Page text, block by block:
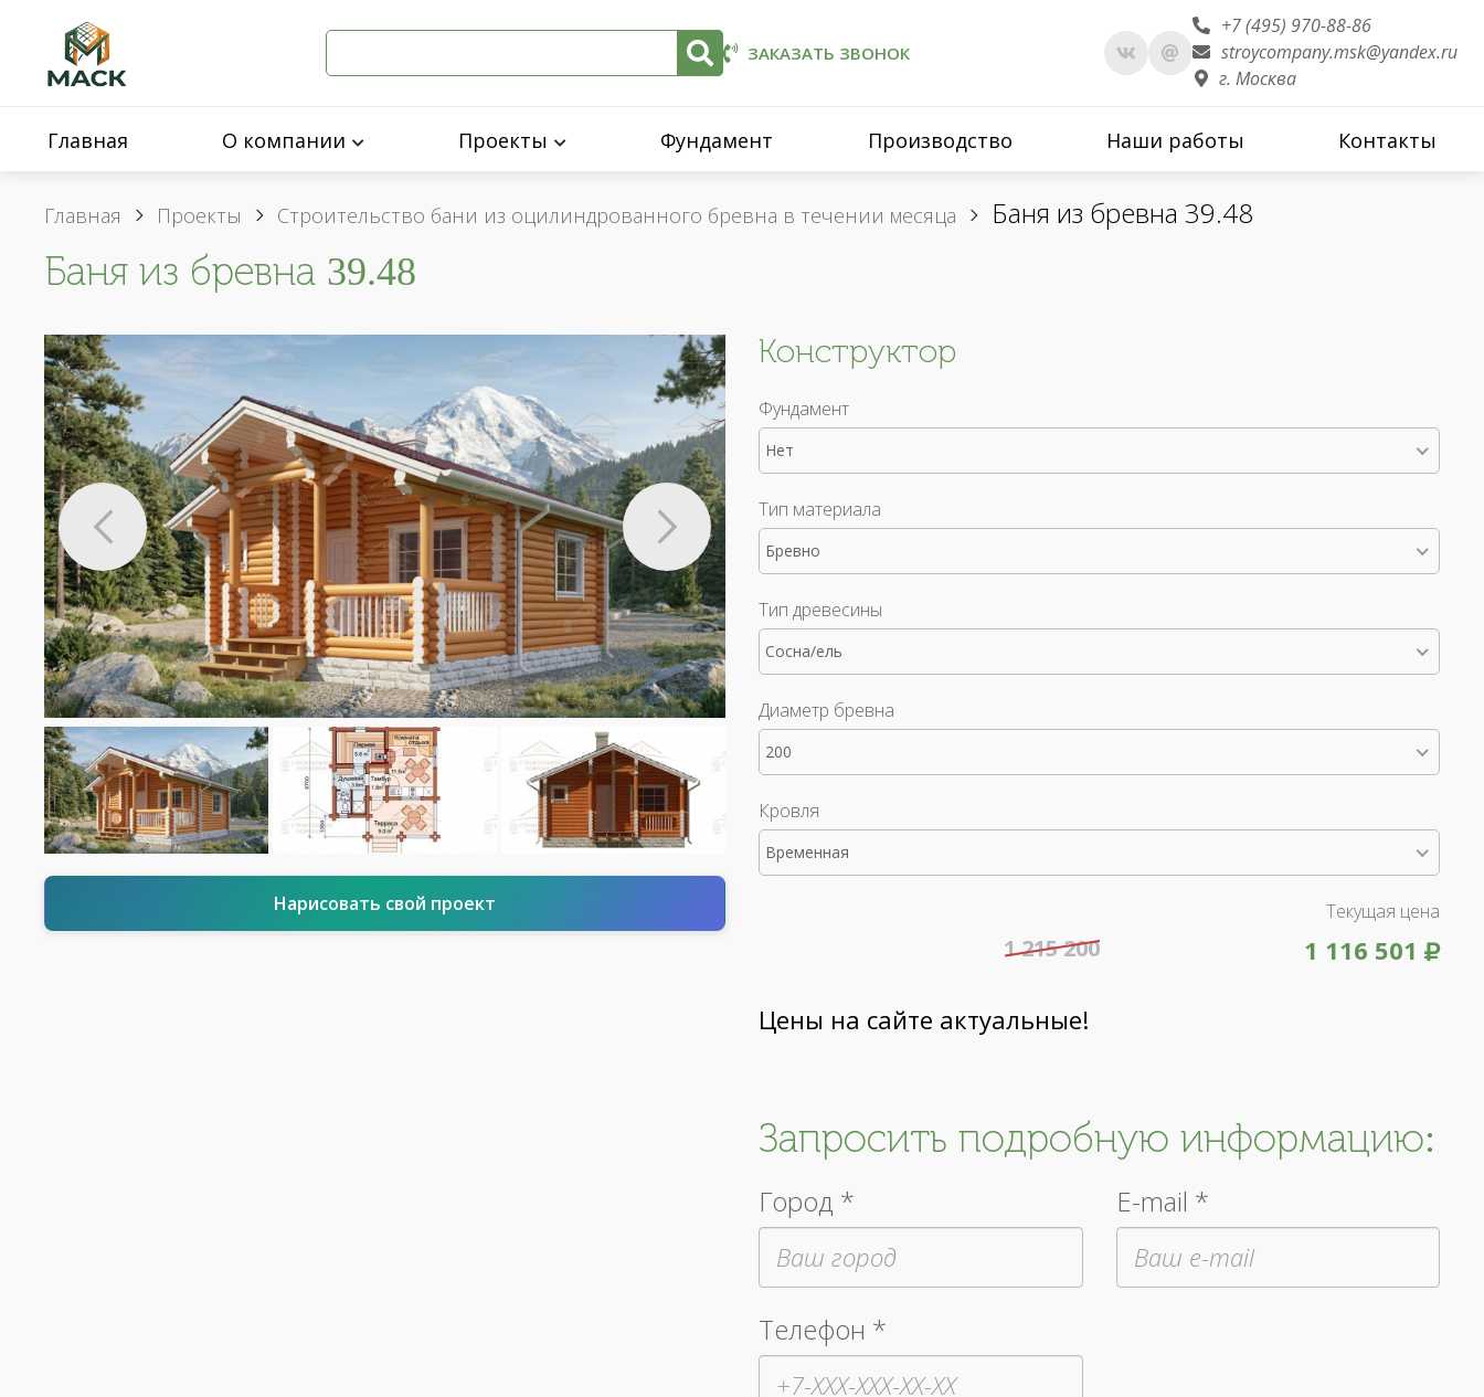
ЗАКАЗАТЬ ЗВОНОК
+7 (495) 970-88-86
stroycompany.msk@yandex.ru
г. Москва
Главная О компании Проекты Фундамент Производство Наши работы Контакты
Главная Проекты Строительство бани из оцилиндрованного бревна в течении месяца Баня из бревна 39.48
Баня из бревна 39.48
Нарисовать свой проект
Конструктор
Фундамент
Нет
Тип материала
Бревно
Тип древесины
Сосна/ель
Диаметр бревна
200
Кровля
Временная
Текущая цена
1 116 501
1 215 200
Цены на сайте актуальные!
Запросить подробную информацию:
Город * E-mail *
Телефон *